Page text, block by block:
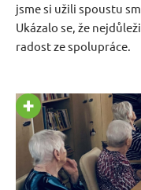
jsme si užili spoustu
Ukázalo se, že
radost ze spolupráce.